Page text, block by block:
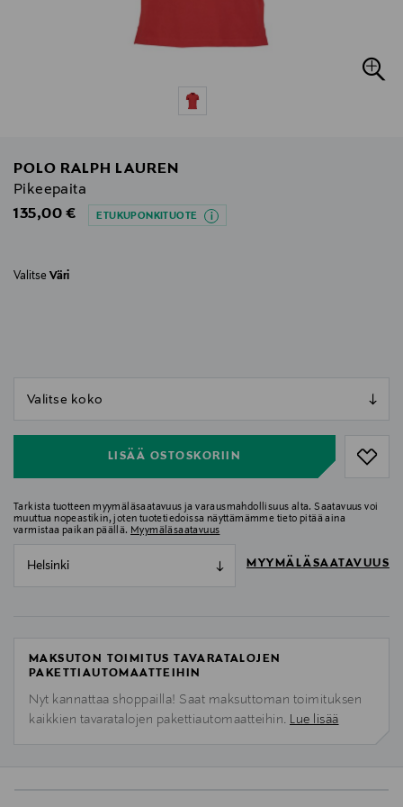
POLO RALPH LAUREN
Pikeepaita
Original Price
135,00 € ETUKUPONKITUOTE
Valitse Väri
LISÄÄ OSTOSKORIIN
Tarkista tuotteen myymäläsaatavuus ja varausmahdollisuus alta. Saatavuus voi
muuttua nopeastikin, joten tuotetiedoissa näyttämämme tieto pitää aina
varmistaa paikan päällä. Myymäläsaatavuus
Helsinki MYYMÄLÄSAATAVUUS
MAKSUTON TOIMITUS TAVARATALOJEN
PAKETTIAUTOMAATTEIHIN
Nyt kannattaa shoppailla! Saat maksuttoman toimituksen
kaikkien tavaratalojen pakettiautomaatteihin. Lue lisää